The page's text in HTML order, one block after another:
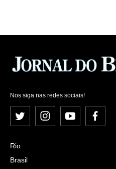
Nos siga nas redes sociais!
Twitter InstagramYouTube
Rio
Brasil